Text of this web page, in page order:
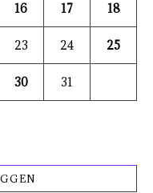
16 17 18
23 24 25
30 31